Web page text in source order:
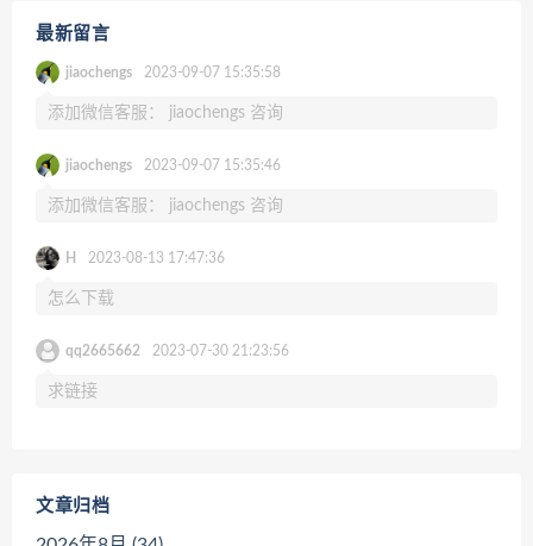
最新留言
jiaochengs 2023-09-07 15:35:58
添加微信客服： jiaochengs 咨询
jiaochengs 2023-09-07 15:35:46
添加微信客服： jiaochengs 咨询
H 2023-08-13 17:47:36
怎么下载
qq2665662 2023-07-30 21:23:56
求链接
文章归档